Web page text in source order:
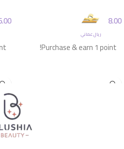
8.00
ريال عماني
Purchase & earn 1 point!